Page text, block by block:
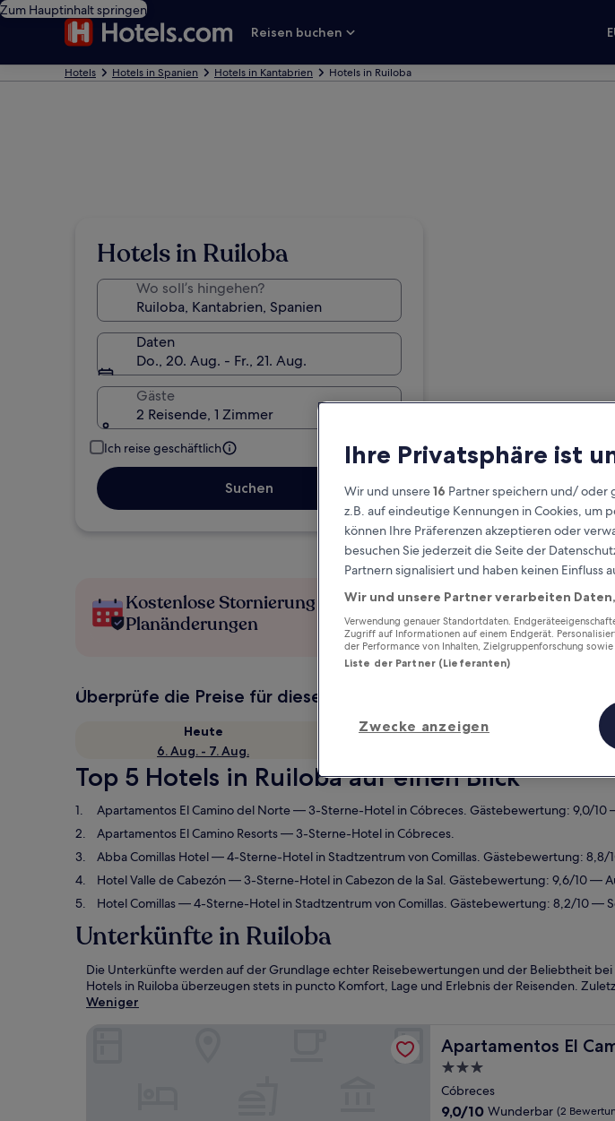
Zum Hauptinhalt springen
Reisen buchen
Hotels Hotels in Spanien Hotels in Kantabrien Hotels in Ruiloba
Hotels in Ruiloba
Wo soll’s hingehen?
Daten
Do., 20. Aug. - Fr., 21. Aug.
Gäste
2 Reisende, 1 Zimmer
Ich reise geschäftlich
Suchen
Kostenlose Stornierung bei
Planänderungen
Verdiene
Überprüfe die Preise für diese Daten
Heute
6. Aug. - 7. Aug.
Morgen
Top 5 Hotels in Ruiloba auf einen Blick
Apartamentos El Camino del Norte— 3-Sterne-Hotel in Cóbreces. Gästebewertung: 9,0/10
Apartamentos El Camino Resorts— 3-Sterne-Hotel in Cóbreces.
Abba Comillas Hotel— 4-Sterne-Hotel in Stadtzentrum von Comillas. Gästebewertung:
Hotel Valle de Cabezón— 3-Sterne-Hotel in Cabezon de la Sal. Gästebewertung: 9,6/10 —
Hotel Comillas— 4-Sterne-Hotel in Stadtzentrum von Comillas. Gästebewertung: 8,2/10 —
Unterkünfte in Ruiloba
Die Unterkünfte werden auf der Grundlage echter Reisebewertungen und der Beliebtheit
Hotels in Ruiloba überzeugen stets in puncto Komfort, Lage und Erlebnis der Reisenden.
Weniger
Apartamentos El
Apartamentos El Camino
3.0-
Sterne-
Unterkunft
Cóbreces
9.0
9,0/10 Wunderbar (2
Ihre Privatsphäre ist
Wir und unsere16 Partner speichern und/ oder
z.B. auf eindeutige Kennungen in Cookies, um
können Ihre Präferenzen akzeptieren oder
besuchen Sie jederzeit die Seite der
Partnern signalisiert und haben keinen Einfluss
Wir und unsere Partner verarbeiten
Verwendung genauer Standortdaten.
Zugriff auf Informationen auf einem Endgerät.
der Performance von Inhalten, Zielgruppenforschung
Liste der Partner (Lieferanten)
Zwecke anzeigen